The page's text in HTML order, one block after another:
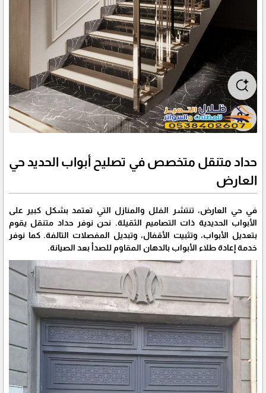
حداد متنقل متخصص في تصليح أبواب الحديد حي
العارض
في حي العارض، تنتشر الفلل والمنازل التي تعتمد بشكل كبير على
الأبواب الحديدية ذات التصاميم الثقيلة. نحن نوفر حداد متنقل يقوم
بتعديل الأبواب، وتثبيت الأقفال، وتبديل المفصلات التالفة. كما نوفر
خدمة إعادة طلاء الأبواب بالدهان المقاوم للصدأ بعد الصيانة.